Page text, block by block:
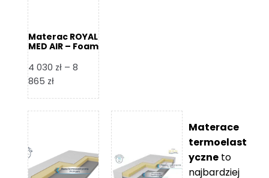
Materac ROYAL
MED AIR – Foam
4 030 zł – 8
865 złZakres
od
do
8
Materace
termoelast
yczne to
najbardziej